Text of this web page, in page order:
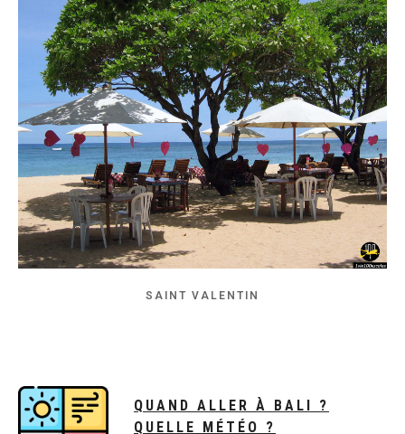
SAINT VALENTIN
QUAND ALLER À BALI ?
QUELLE MÉTÉO ?